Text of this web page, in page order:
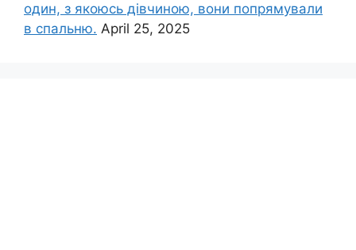
один, з якоюсь дівчиною, вони попрямували
в спальню. April 25, 2025